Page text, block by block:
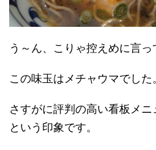
う～ん、こりゃ控えめに言っ
この味玉はメチャウマでした
さすがに評判の高い看板メニ
という印象です。